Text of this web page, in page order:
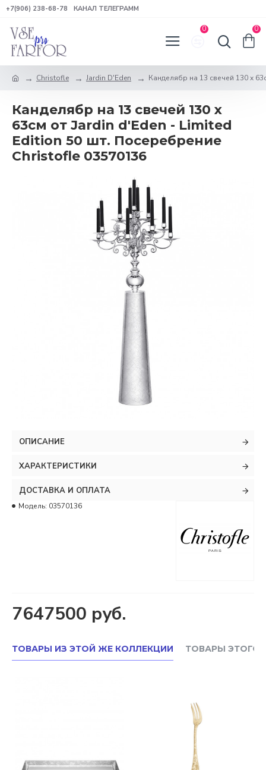
+7(906) 238-68-78 КАНАЛ ТЕЛЕГРАММ
0 0
Christofle Jardin D'Eden Канделябр на 13 свечей 130 x
Канделябр на 13 свечей 130 x
63см от Jardin d'Eden - Limited
Edition 50 шт. Посеребрение
Christofle 03570136
ОПИСАНИЕ
ХАРАКТЕРИСТИКИ
ДОСТАВКА И ОПЛАТА
7647500 руб.
Модель: 03570136
ТОВАРЫ ИЗ ЭТОЙ ЖЕ КОЛЛЕКЦИИ ТОВАРЫ ЭТОГО